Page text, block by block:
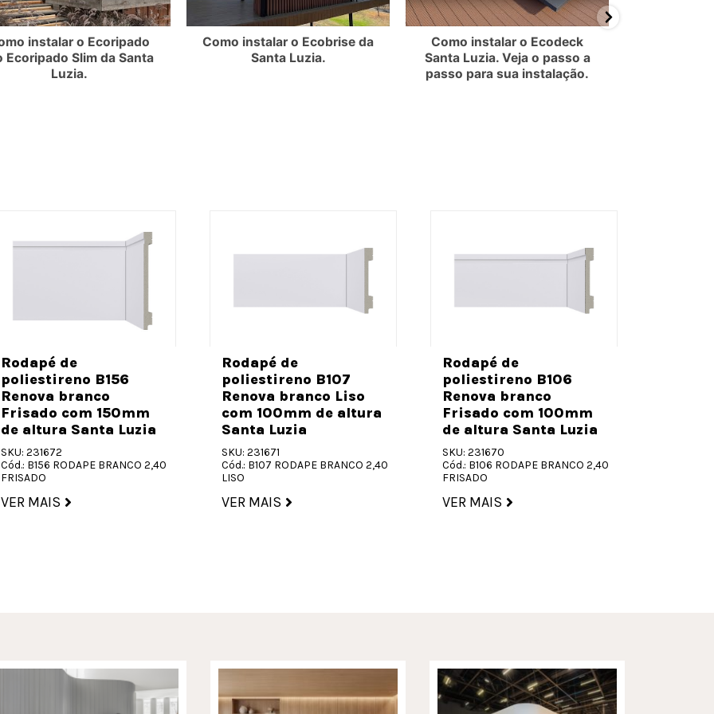
instalar o Ecoripado
Ecoripado Slim da Santa
Luzia.
Como instalar o Ecobrise da
Santa Luzia.
Como instalar o Ecodeck
Santa Luzia. Veja o passo a
passo para sua instalação.
Rodapé de
poliestireno B156
Renova branco
Frisado com 150mm
de altura Santa Luzia
SKU: 231672
Cód.: B156 RODAPE BRANCO 2,40
FRISADO
VER MAIS
Rodapé de
poliestireno B107
Renova branco Liso
com 100mm de altura
Santa Luzia
SKU: 231671
Cód.: B107 RODAPE BRANCO 2,40
LISO
VER MAIS
Rodapé de
poliestireno B106
Renova branco
Frisado com 100mm
de altura Santa Luzia
SKU: 231670
Cód.: B106 RODAPE BRANCO 2,40
FRISADO
VER MAIS